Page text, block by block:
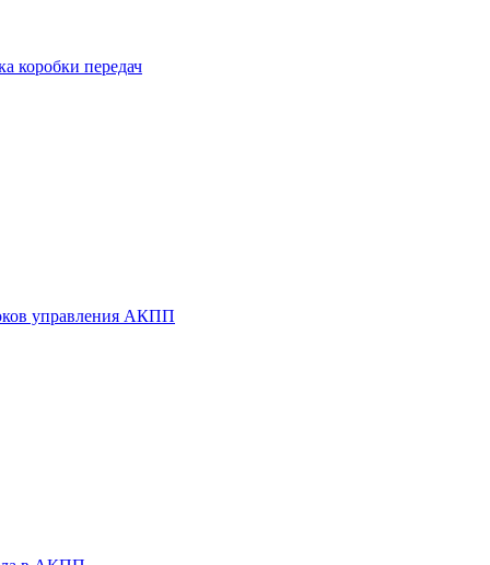
коробки передач
управления АКПП